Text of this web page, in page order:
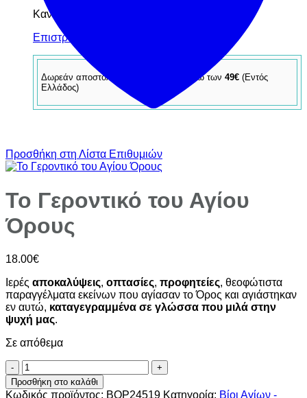
Κανένα προϊόν στο καλάθι σας.
Επιστροφή στο κατάστημα
Δωρεάν αποστολή για παραγγελίες άνω των 49€ (Εντός
Ελλάδος)
Προσθήκη στη Λίστα Επιθυμιών
Το Γεροντικό του Αγίου
Όρους
18.00€
Ιερές αποκαλύψεις, οπτασίες, προφητείες, θεοφώτιστα
παραγγέλματα εκείνων που αγίασαν το Όρος και αγιάστηκαν
εν αυτώ, καταγεγραμμένα σε γλώσσα που μιλά στην
ψυχή μας.
Σε απόθεμα
Το
Γεροντικό
του
Προσθήκη στο καλάθι
Κωδικός προϊόντος: BOP24519 Κατηγορία: Βίοι Αγίων -